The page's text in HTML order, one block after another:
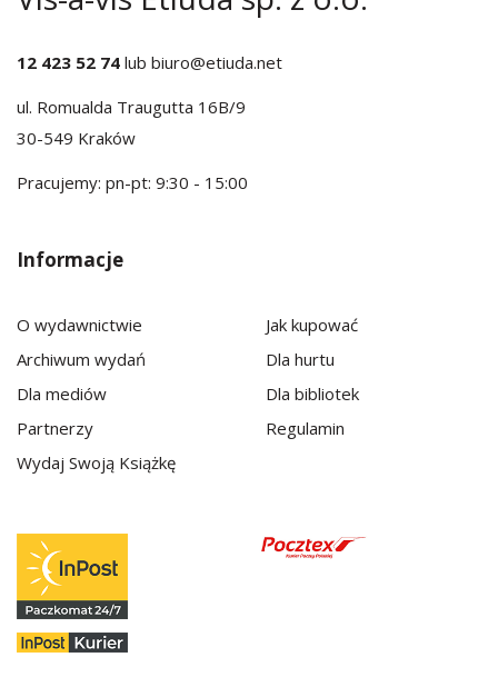
12 423 52 74 lub biuro@etiuda.net
ul. Romualda Traugutta 16B/9
30-549 Kraków
Pracujemy: pn-pt: 9:30 - 15:00
Informacje
O wydawnictwie
Archiwum wydań
Dla mediów
Partnerzy
Wydaj Swoją Książkę
Jak kupować
Dla hurtu
Dla bibliotek
Regulamin